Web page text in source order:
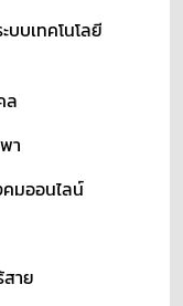
บเทคโนโลยี
ล
า
คมออนไลน์
สาย